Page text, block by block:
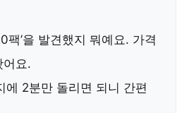
’을 발견했지 뭐예요. 가격
어요.
에 2분만 돌리면 되니 간편